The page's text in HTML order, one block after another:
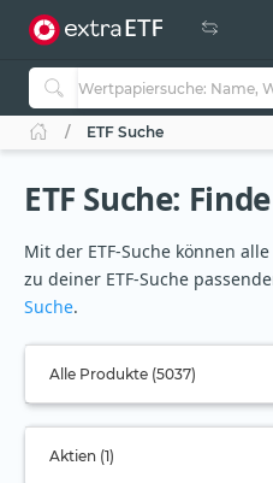
ETF Suche
ETF Suche:
Mit der ETF-Suche können
zu deiner ETF-Suche
Suche.
Alle Produkte (5037)
Aktien (1)